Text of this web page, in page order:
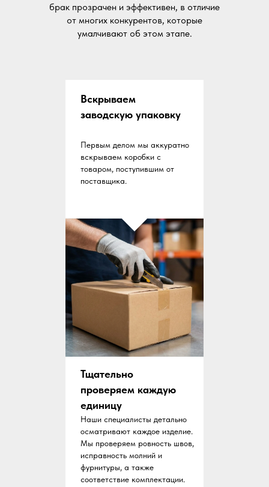
Вскрываем
заводскую упаковку
брак прозрачен и эффективен, в отличие
от многих конкурентов, которые
умалчивают об этом этапе.
Наши специалисты детально
осматривают каждое изделие.
Мы проверяем ровность швов,
исправность молний и
фурнитуры, а также
соответствие комплектации.
Тщательно
проверяем каждую
единицу
Первым делом мы аккуратно
вскрываем коробки с
товаром, поступившим от
поставщика.